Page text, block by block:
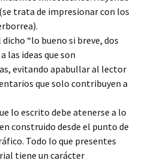
trata de impresionar con los
“lo bueno si breve, dos
las ideas que son
evitando apabullar al lector
que solo contribuyen a
lo escrito debe atenerse a lo
construido desde el punto de
Todo lo que presentes
tiene un carácter